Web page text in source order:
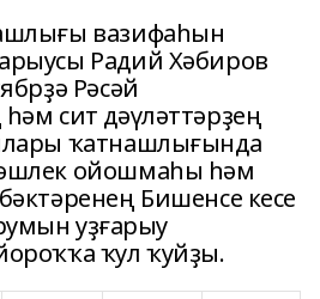
вазифаһын
Радий Хәбиров
Рәсәй
сит дәүләттәрҙең
ҡатнашлығында
ойошмаһы һәм
Бишенсе кесе
уҙғарыу
ҡул ҡуйҙы.